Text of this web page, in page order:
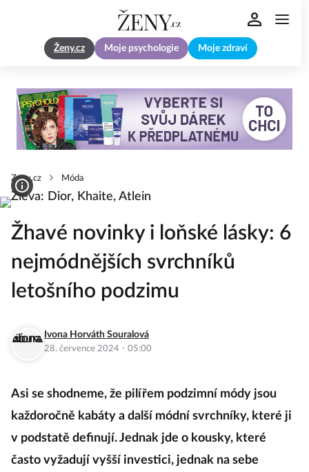
Ženy.cz Moje psychologie Moje zdraví
Zeny.cz Móda
Žhavé novinky i loňské lásky: 6
nejmódnějších svrchníků
letošního podzimu
Ivona Horváth Souralová
28. července 2024 · 05:00
Asi se shodneme, že pilířem podzimní módy jsou
každoročně kabáty a další módní svrchníky, které ji
v podstatě definují. Jednak jde o kousky, které
často vyžadují vyšší investici, jednak na sebe